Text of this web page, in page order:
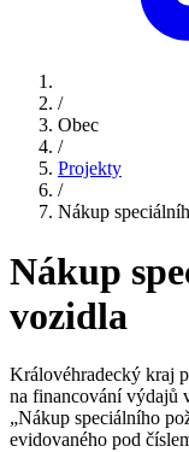
/
Obec
/
Projekty
/
Nákup
Nákup
vozidla
Královéhradecký kraj
na financování výdajů
„Nákup speciálního
evidovaného pod